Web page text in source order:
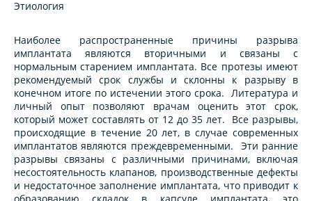
Этиология
Наиболее распространенные причины разрыва
имплантата являются вторичными и связаны с
нормальным старением имплантата. Все протезы имеют
рекомендуемый срок службы и склонны к разрыву в
конечном итоге по истечении этого срока. Литература и
личный опыт позволяют врачам оценить этот срок,
который может составлять от 12 до 35 лет. Все разрывы,
происходящие в течение 20 лет, в случае современных
имплантатов являются преждевременными. Эти ранние
разрывы связаны с различными причинами, включая
несостоятельность клапанов, производственные дефекты
и недостаточное заполнение имплантата, что приводит к